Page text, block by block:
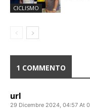
CICLISMO
1 COMMENTO
url
29 Dicembre 2024, 04:57 At